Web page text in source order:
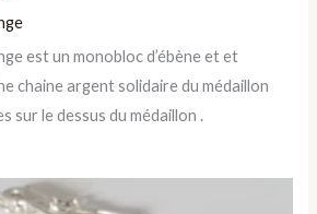
est un monobloc d’ébène et et
chaine argent solidaire du médaillon
sur le dessus du médaillon .